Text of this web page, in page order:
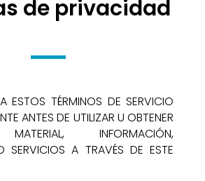
de privacidad
ESTOS TÉRMINOS DE SERVICIO
ANTES DE UTILIZAR U OBTENER
INFORMACIÓN,
SERVICIOS A TRAVÉS DE ESTE